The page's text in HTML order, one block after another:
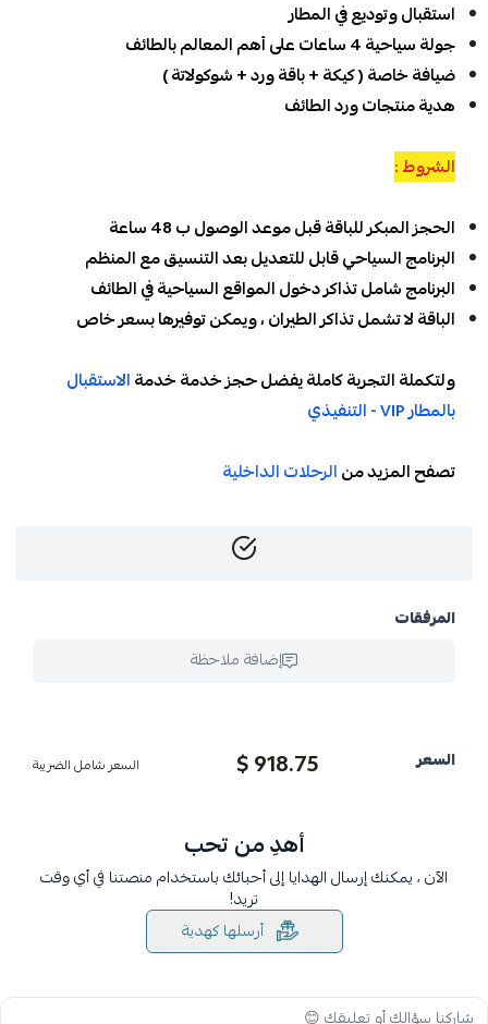
استقبال وتوديع في المطار
جولة سياحية 4 ساعات على أهم المعالم بالطائف
ضيافة خاصة ( كيكة + باقة ورد + شوكولاتة )
هدية منتجات ورد الطائف
الشروط :
الحجز المبكر للباقة قبل موعد الوصول ب 48 ساعة
البرنامج السياحي قابل للتعديل بعد التنسيق مع المنظم
البرنامج شامل تذاكر دخول المواقع السياحية في الطائف
الباقة لا تشمل تذاكر الطيران ، ويمكن توفيرها بسعر خاص
ولتكملة التجربة كاملة يفضل حجز خدمة خدمةالاستقبال
بالمطار VIP - التنفيذي
تصفح المزيد منالرحلات الداخلية
المرفقات
إضافة ملاحظة
السعر 918.75 $ السعر شامل الضريبة
أهدِ من تحب
الآن ، يمكنك إرسال الهدايا إلى أحبائك باستخدام منصتنا في أي وقت
تريد!
أرسلها كهدية